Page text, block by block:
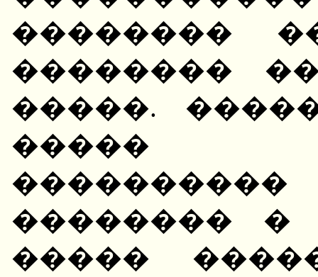
��������
��������
�����.
�����
�������� �
�����